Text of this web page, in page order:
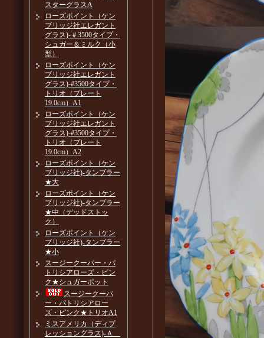
スターグラスA
ローズポイント（ケン
ブリッジ社エレガント
グラス)-＃3500タイプ・
シュガー＆ミルク（小
型）
ローズポイント（ケン
ブリッジ社エレガント
グラス)-#3500タイプ・
トリオ（プレート
19.0cm）A1
ローズポイント（ケン
ブリッジ社エレガント
グラス)-#3500タイプ・
トリオ（プレート
19.0cm）A2
ローズポイント（ケン
ブリッジ社)-タンブラー
★大
ローズポイント（ケン
ブリッジ社)-タンブラー
★中（デッドストッ
ク）
ローズポイント（ケン
ブリッジ社)-タンブラー
★小
スージークーパー・パ
トリシアローズ・ピン
ク★シュガーポット
スージークーパ
ー・パトリシアロー
ズ・ピンク★トリオA1
ミスアメリカ（ディプ
レッショングラス)-Ａ